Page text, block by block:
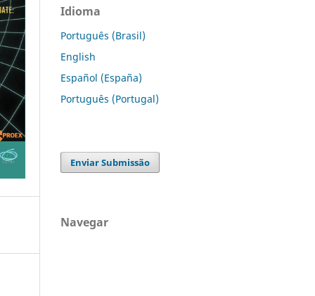
Idioma
Português (Brasil)
English
Español (España)
Português (Portugal)
Enviar Submissão
Navegar